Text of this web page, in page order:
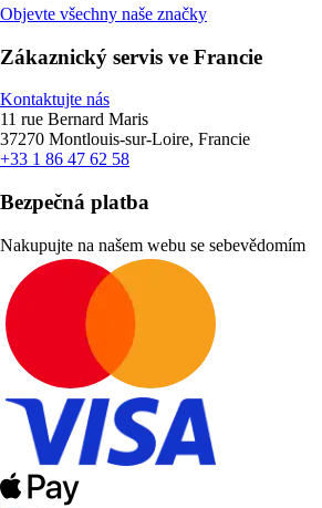
Objevte všechny naše značky
Zákaznický servis ve Francie
Kontaktujte nás
11 rue Bernard Maris
37270 Montlouis-sur-Loire, Francie
+33 1 86 47 62 58
Bezpečná platba
Nakupujte na našem webu se sebevědomím